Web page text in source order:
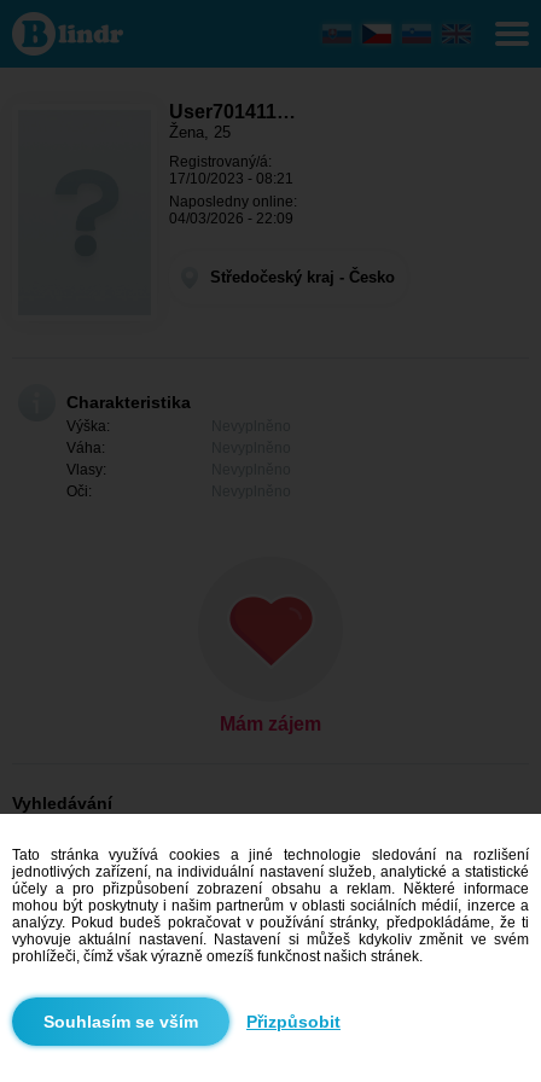
User701411951
- Ona hledá
někoho
Středočeský
User701411…
Žena, 25
Registrovaný/á:
17/10/2023 - 08:21
Naposledny online:
04/03/2026 - 22:09
Středočeský kraj - Česko
Charakteristika
Výška:
Váha:
Vlasy:
Oči:
Mám zájem
Vyhledávání
Ona hledá jeho: Ženy, 25
Ona hledá jeho: Ženy, 25 - Česko
Ona hledá jeho: Ženy, 25 - Středočeský kraj
Ona hledá jeho: Ženy, 25 - Rakovník
Seznamka Česko
Seznamka Středočeský kraj
Seznamka Rakovník
Doporučujeme
Tato stránka využívá cookies a jiné technologie sledování na rozlišení
jednotlivých zařízení, na individuální nastavení služeb, analytické a statistické
účely a pro přizpůsobení zobrazení obsahu a reklam. Některé informace
mohou být poskytnuty i našim partnerům v oblasti sociálních médií, inzerce a
analýzy. Pokud budeš pokračovat v používání stránky, předpokládáme, že ti
vyhovuje aktuální nastavení. Nastavení si můžeš kdykoliv změnit ve svém
prohlížeči, čímž však výrazně omezíš funkčnost našich stránek.
Přizpůsobit